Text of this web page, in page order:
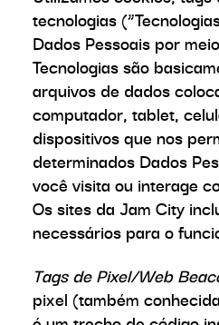
tecnologias
Dados Pessoais por
Tecnologias são
arquivos de dados
computador, tablet,
dispositivos que nos
determinados Dados
você visita ou interage
Os sites da Jam City
necessários para o
Tags de Pixel/Web
pixel (também